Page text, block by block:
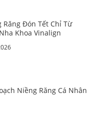
Răng Đón Tết Chỉ Từ
Khoa Vinalign
Niềng Răng Cá Nhân